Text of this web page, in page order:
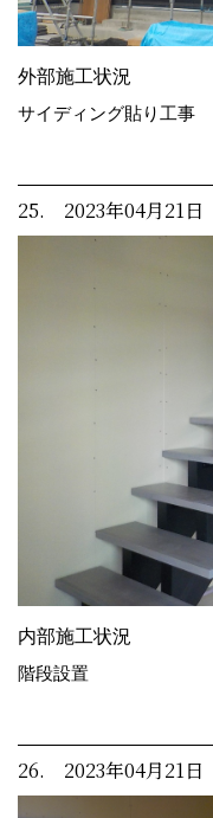
外部施工状況
サイディング貼り工事
25. 2023年04月21日
内部施工状況
階段設置
26. 2023年04月21日